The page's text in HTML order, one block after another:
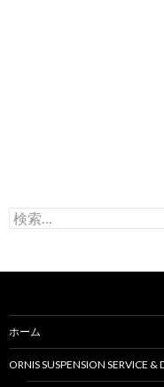
検
索
ホーム
ORNIS SUSPENSION SERVICE